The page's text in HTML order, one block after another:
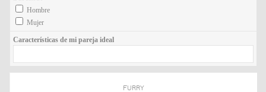
Hombre
Mujer
Características de mi pareja ideal
FURRY